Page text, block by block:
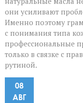
они усиливают
Именно поэтому
с понимания типа
профессиональные
только в связке с
рутиной.
08
АВГ